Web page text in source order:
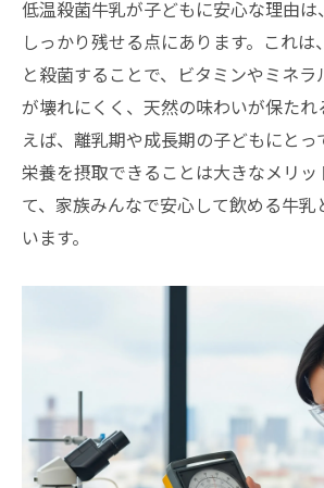
低温殺菌牛乳が子どもに安心な理由は
しっかり残せる点にあります。これは
と殺菌することで、ビタミンやミネ
が壊れにくく、天然の味わいが保たれ
えば、離乳期や成長期の子どもにとっ
栄養を摂取できることは大きなメリッ
て、家族みんなで安心して飲める牛乳
います。